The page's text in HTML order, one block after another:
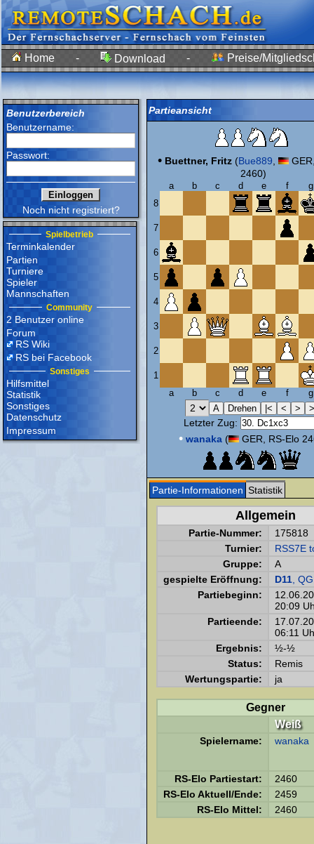
Home - Download - Preise/
Benutzerbereich
Benutzername:
Passwort:
Noch nicht registriert?
Spielbetrieb
Terminkalender
Partien
Turniere
Spieler
Mannschaften
Community
2 Benutzer online
Forum
RS Wiki
RS bei Facebook
Sonstiges
Hilfsmittel
Statistik
Sonstiges
Datenschutz
Impressum
Partieansicht
• Buettner, Fritz(Bue889
2460)
a b c d e f
g
8
7
6
5
4
3
2
1
a
b c d e f g
Letzter Zug:
• wanaka( GER, RS-Elo
Partie-Informationen Statistik
Allgemein
Partie-Nummer:
175818
Turnier:
RSS7E
Gruppe:
A
gespielte Eröffnung:
D11 ,
Partiebeginn:
20:09
Partieende:
06:11
Ergebnis:
½-½
Status:
Remis
Wertungspartie:
ja
Gegner
Weiß
Spielername: wanaka
RS-Elo Partiestart:
2460
RS-Elo Aktuell/Ende:
2459
RS-Elo Mittel:
2460